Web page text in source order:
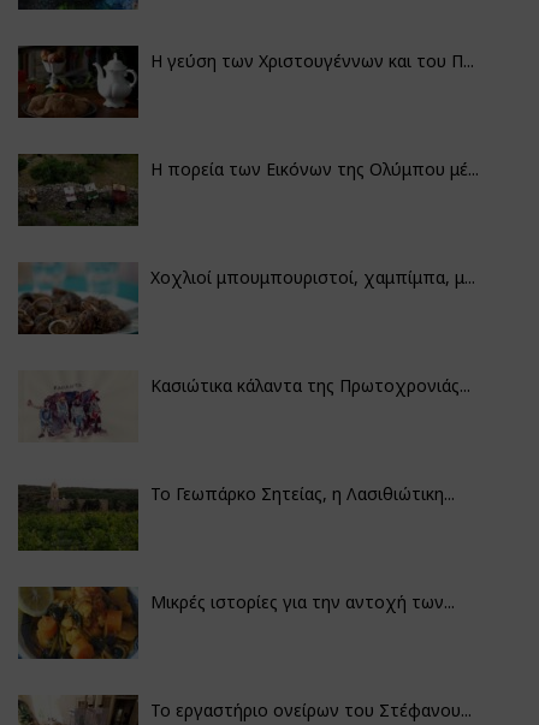
Η γεύση των Χριστουγέννων και του Π...
Η πορεία των Εικόνων της Ολύμπου μέ...
Χοχλιοί μπουμπουριστοί, χαμπίμπα, μ...
Κασιώτικα κάλαντα της Πρωτοχρονιάς...
Το Γεωπάρκο Σητείας, η Λασιθιώτικη...
Μικρές ιστορίες για την αντοχή των...
Το εργαστήριο ονείρων του Στέφανου...